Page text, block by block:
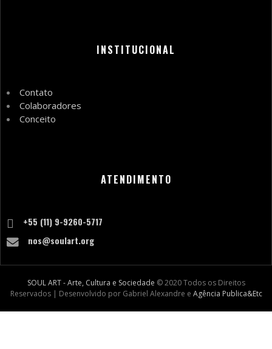
INSTITUCIONAL
Contato
Colaboradores
Conceito
ATENDIMENTO
+55 (11) 9-9260-5717
nos@soulart.org
SOUL ART - Arte, Cultura e Sociedade © 2020 Todos os Direitos
Reservados | Desenvolvido por Gabriel Alexandre e Agência Publica&Etc